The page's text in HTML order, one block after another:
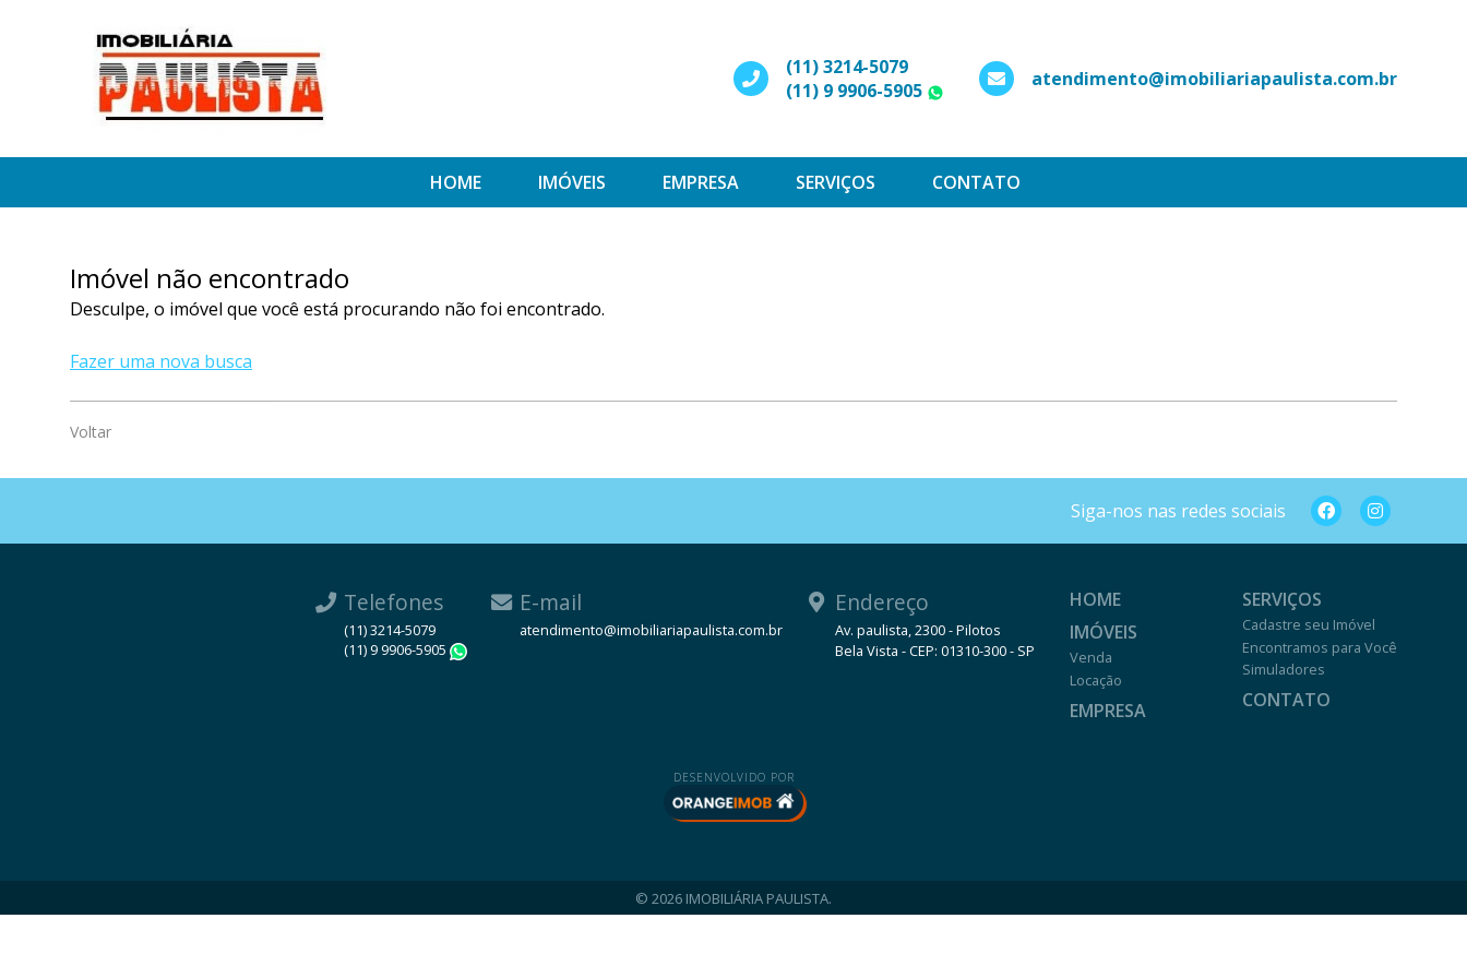
(11) 3214-5079
(11) 9 9906-5905
WhatsApp
atendimento@imobiliariapaulista.com.br
HOME IMÓVEIS EMPRESA SERVIÇOS CONTATO
Imóvel não encontrado
Desculpe, o imóvel que você está procurando não foi encontrado.
Fazer uma nova busca
Voltar
Siga-nos nas redes sociais
Telefones
(11) 3214-5079
(11) 9 9906-5905
E-mail
atendimento@imobiliariapaulista.com.br
Endereço
Av. paulista, 2300 - Pilotos
Bela Vista - CEP: 01310-300 - SP
HOME
IMÓVEIS
Venda
Locação
EMPRESA
SERVIÇOS
Cadastre seu Imóvel
Encontramos para Você
Simuladores
CONTATO
DESENVOLVIDO POR
© 2026 IMOBILIÁRIA PAULISTA.